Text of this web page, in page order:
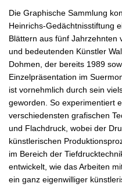
Die Graphische Sammlung
Heinrichs-Gedächtnisstiftung
Blättern aus fünf Jahrzehnten
und bedeutenden Künstler
Dohmen, der bereits 1989
Einzelpräsentation im
ist vornehmlich durch sein
geworden. So experimentiert
verschiedensten grafischen
und Flachdruck, wobei der
künstlerischen
im Bereich der
entwickelt, wie das Arbeiten
ein ganz eigenwilliger